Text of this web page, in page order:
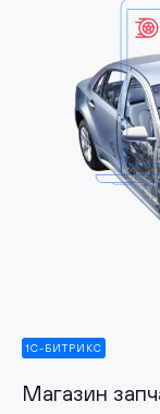
1С-БИТРИКС
Магазин